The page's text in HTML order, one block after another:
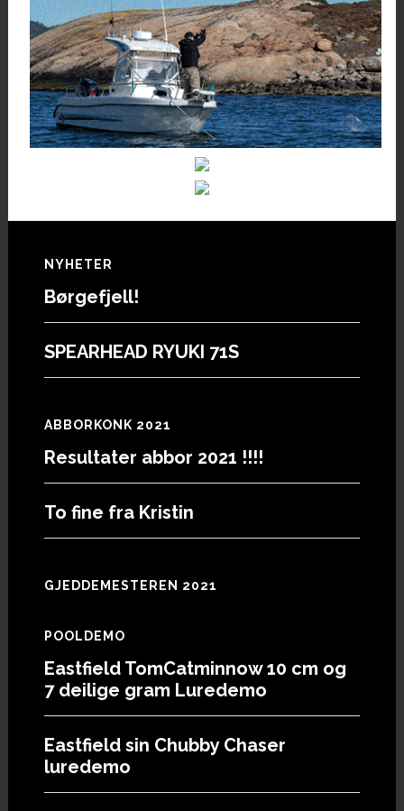
Footer
NYHETER
Børgefjell!
SPEARHEAD RYUKI 71S
ABBORKONK 2021
Resultater abbor 2021 !!!!
To fine fra Kristin
GJEDDEMESTEREN 2021
POOLDEMO
Eastfield TomCatminnow 10 cm og
7 deilige gram Luredemo
Eastfield sin Chubby Chaser
luredemo